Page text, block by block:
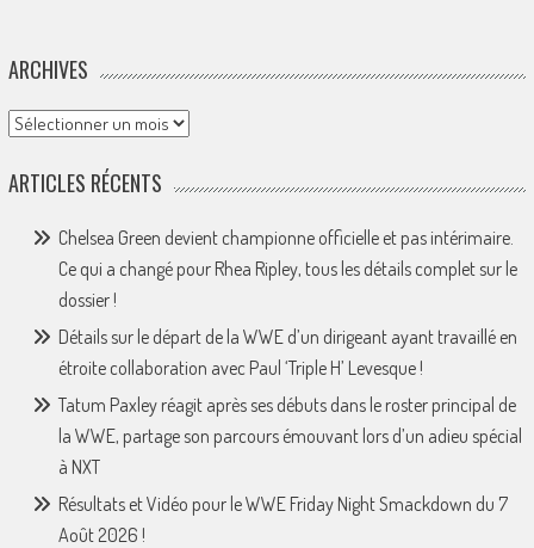
ARCHIVES
Archives
ARTICLES RÉCENTS
Chelsea Green devient championne officielle et pas intérimaire.
Ce qui a changé pour Rhea Ripley, tous les détails complet sur le
dossier !
Détails sur le départ de la WWE d’un dirigeant ayant travaillé en
étroite collaboration avec Paul ‘Triple H’ Levesque !
Tatum Paxley réagit après ses débuts dans le roster principal de
la WWE, partage son parcours émouvant lors d’un adieu spécial
à NXT
Résultats et Vidéo pour le WWE Friday Night Smackdown du 7
Août 2026 !